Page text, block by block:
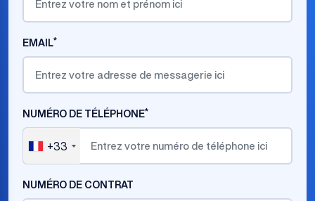
EMAIL*
NUMÉRO DE TÉLÉPHONE*
France
+33
+33
NUMÉRO DE CONTRAT